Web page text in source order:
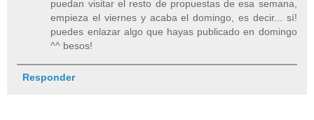
puedan visitar el resto de propuestas de esa semana,
empieza el viernes y acaba el domingo, es decir... sí!
puedes enlazar algo que hayas publicado en domingo
^^ besos!
Responder